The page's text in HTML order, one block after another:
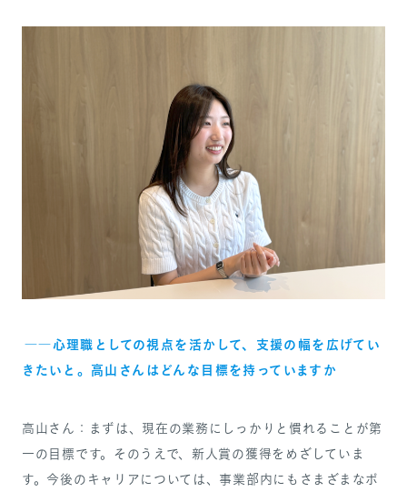
――心理職としての視点を活かして、支援の幅を広げてい
きたいと。高山さんはどんな目標を持っていますか
高山さん：まずは、現在の業務にしっかりと慣れることが第
一の目標です。そのうえで、新人賞の獲得をめざしていま
す。今後のキャリアについては、事業部内にもさまざまなポ